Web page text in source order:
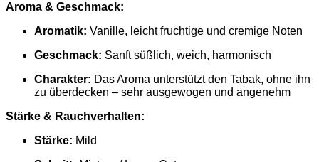
Aroma & Geschmack:
Aromatik: Vanille, leicht fruchtige und cremige Noten
Geschmack: Sanft süßlich, weich, harmonisch
Charakter: Das Aroma unterstützt den Tabak, ohne ihn
zu überdecken – sehr ausgewogen und angenehm
Stärke & Rauchverhalten:
Stärke: Mild